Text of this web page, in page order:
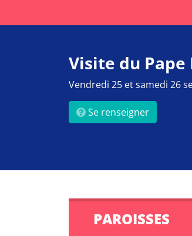
Visite du Pape
Vendredi 25 et samedi 26
Se renseigner
PAROISSES